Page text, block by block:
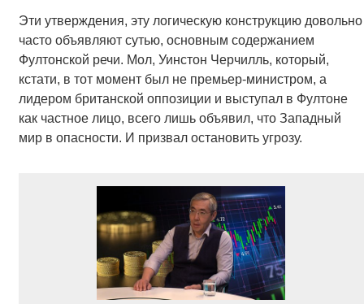
Эти утверждения, эту логическую конструкцию довольно
часто объявляют сутью, основным содержанием
Фултонской речи. Мол, Уинстон Черчилль, который,
кстати, в тот момент был не премьер-министром, а
лидером британской оппозиции и выступал в Фултоне
как частное лицо, всего лишь объявил, что Западный
мир в опасности. И призвал остановить угрозу.